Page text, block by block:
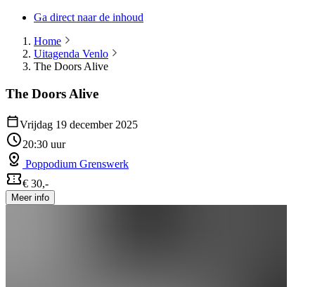
Ga direct naar de inhoud
Home
Uitagenda Venlo
The Doors Alive
The Doors Alive
Vrijdag 19 december 2025
20:30 uur
Poppodium Grenswerk
€ 30,-
Meer info